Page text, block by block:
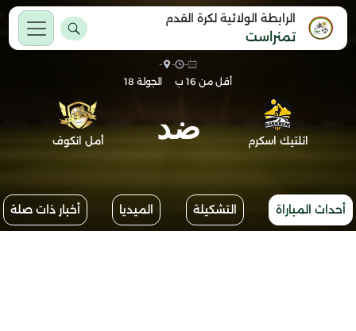
الرابطة الولائية لكرة القدم
تمنراست
-
-
-
أقل من 16 ب
الجولة 18
اتلتيك اسكرم ضد أمل انكوف
أحداث المباراة التشكيلة الميديا أخبار ذات صلة